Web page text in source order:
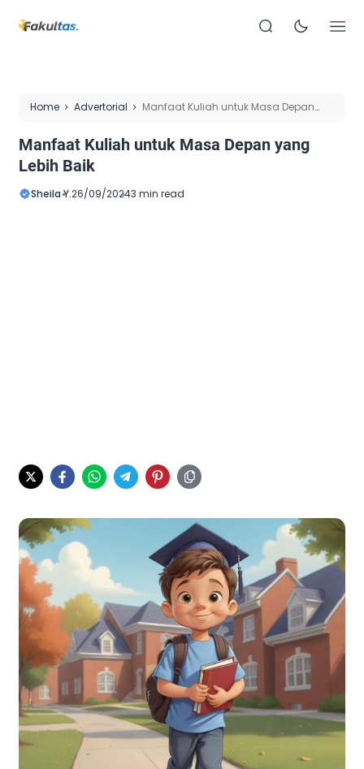
Home Advertorial
Manfaat Kuliah untuk Masa Depan
Manfaat Kuliah untuk Masa Depan yang
Lebih Baik
Sheila Y.26/09/20243 min read